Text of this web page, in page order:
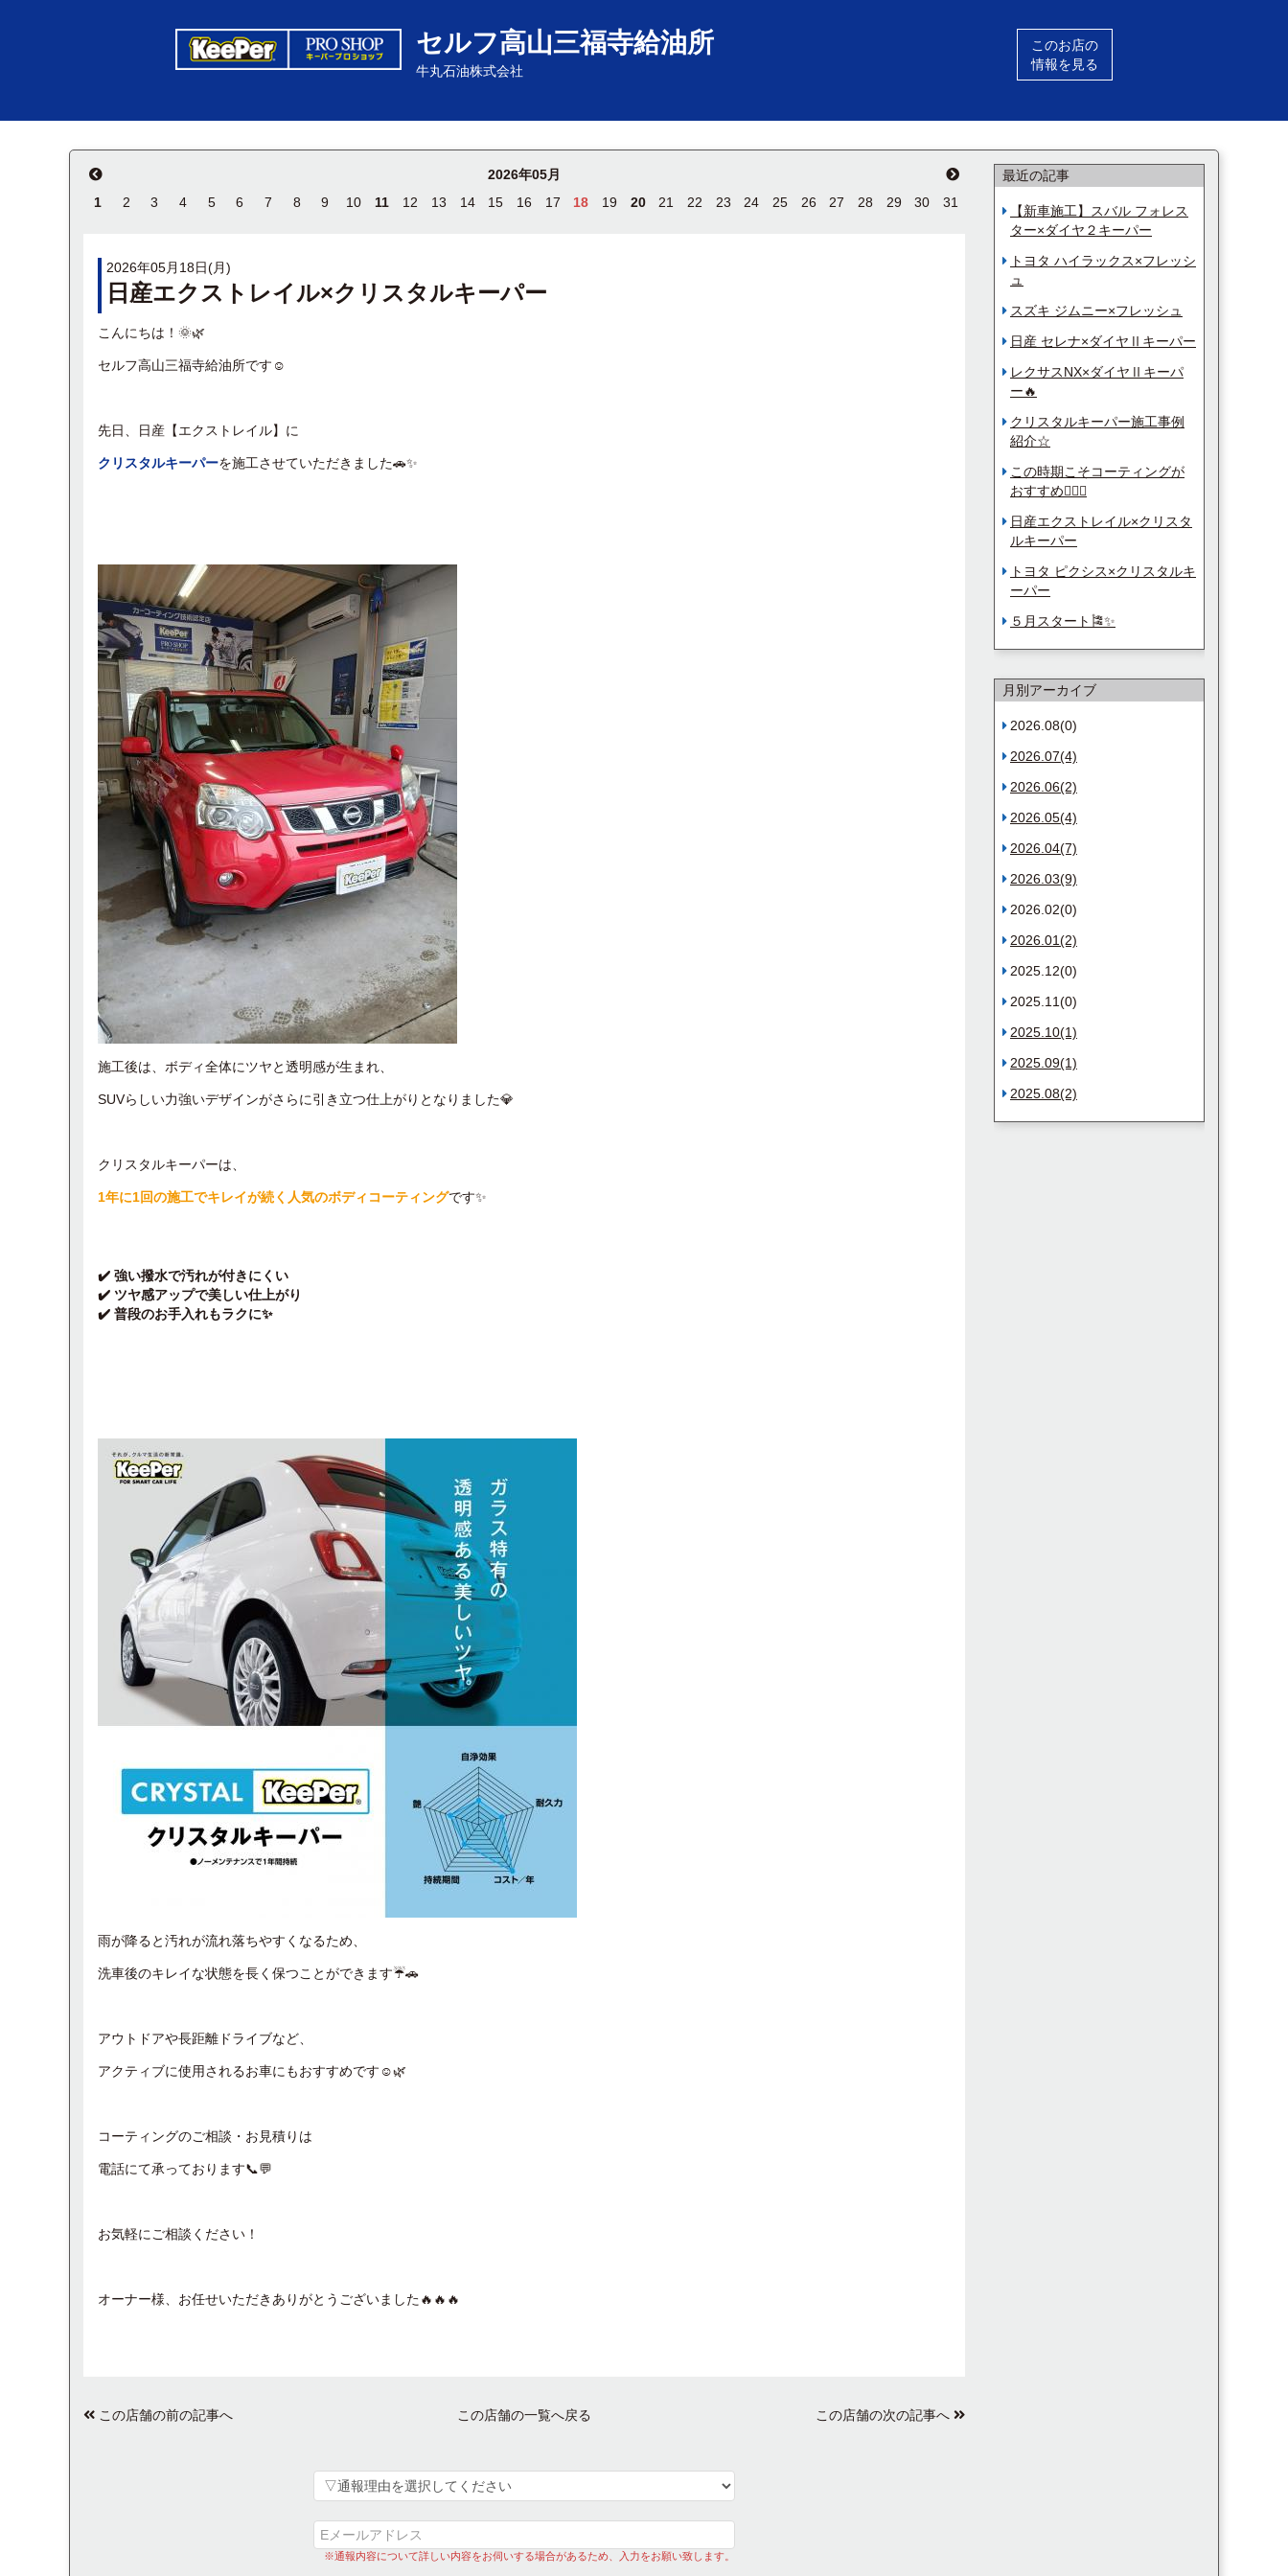
セルフ高山三福寺給油所
牛丸石油株式会社
このお店の
情報を見る
2026年05月
1
2 3 4 5 6 7 8 9 10 11 12 13 14 15 16 17 18 19 20 21 22 23 24 25 26 27 28 29 30 31
2026年05月18日(月)
日産エクストレイル×クリスタルキーパー
こんにちは！🌞🌿
セルフ高山三福寺給油所です☺︎
先日、日産【エクストレイル】に
クリスタルキーパーを施工させていただきました🚗✨
施工後は、ボディ全体にツヤと透明感が生まれ、
SUVらしい力強いデザインがさらに引き立つ仕上がりとなりました💎
クリスタルキーパーは、
1年に1回の施工でキレイが続く人気のボディコーティングです✨
✔️ 強い撥水で汚れが付きにくい
✔️ ツヤ感アップで美しい仕上がり
✔️ 普段のお手入れもラクに✨
雨が降ると汚れが流れ落ちやすくなるため、
洗車後のキレイな状態を長く保つことができます☔️🚗
アウトドアや長距離ドライブなど、
アクティブに使用されるお車にもおすすめです☺️🌿
コーティングのご相談・お見積りは
電話にて承っております📞💬
お気軽にご相談ください！
オーナー様、お任せいただきありがとうございました🔥🔥🔥
この店舗の前の記事へ この店舗の一覧へ戻る この店舗の次の記事へ
※通報内容について詳しい内容をお伺いする場合があるため、入力をお願い致します。
最近の記事
【新車施工】スバル フォレス
ター×ダイヤ２キーパー
トヨタ ハイラックス×フレッシ
ュ
スズキ ジムニー×フレッシュ
日産 セレナ×ダイヤⅡキーパー
レクサスNX×ダイヤⅡキーパ
ー🔥
クリスタルキーパー施工事例
紹介☆
この時期こそコーティングが
おすすめ☝🏻✨
日産エクストレイル×クリスタ
ルキーパー
トヨタ ピクシス×クリスタルキ
ーパー
５月スタート🎏✨
月別アーカイブ
2026.08(0)
2026.07(4)
2026.06(2)
2026.05(4)
2026.04(7)
2026.03(9)
2026.02(0)
2026.01(2)
2025.12(0)
2025.11(0)
2025.10(1)
2025.09(1)
2025.08(2)